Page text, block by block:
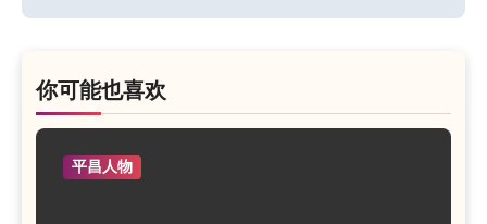
导
你可能也喜欢
平昌人物